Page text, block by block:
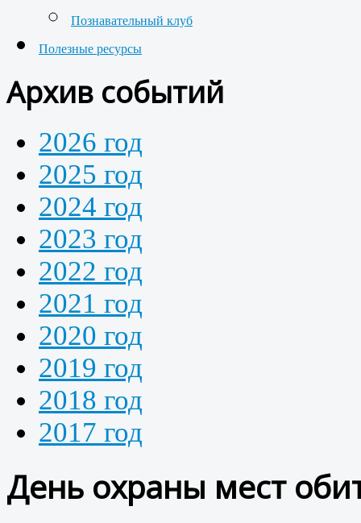
Познавательный клуб
Полезные ресурсы
Архив событий
2026 год
2025 год
2024 год
2023 год
2022 год
2021 год
2020 год
2019 год
2018 год
2017 год
День охраны мест